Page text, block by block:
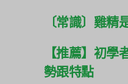
〔常識〕雞
【推薦】初
勢跟特點